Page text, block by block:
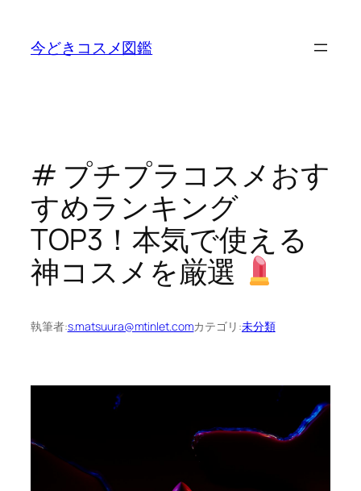
今どきコスメ図鑑
# プチプラコスメおす
すめランキング
TOP3！本気で使える
神コスメを厳選
執筆者:s.matsuura@mtinlet.comカテゴリ:未分類